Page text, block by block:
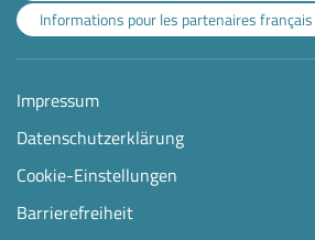
Informations pour les partenaires français
Impressum
Datenschutzerklärung
Cookie-Einstellungen
Barrierefreiheit